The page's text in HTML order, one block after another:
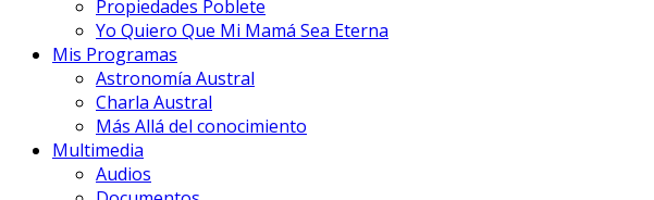
Propiedades Poblete
Yo Quiero Que Mi Mamá Sea Eterna
Mis Programas
Astronomía Austral
Charla Austral
Más Allá del conocimiento
Multimedia
Audios